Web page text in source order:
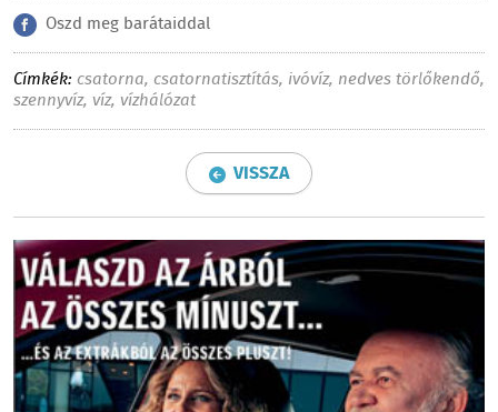
Oszd meg barátaiddal
Címkék: csatorna, csatornatisztítás, ivóvíz, nedves törlőkendő,
szennyvíz, víz, vízhálózat
VISSZA